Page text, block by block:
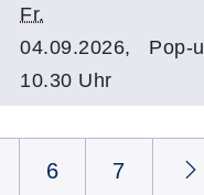
Fr.
04.09.2026,
10.30 Uhr
Pop-
6 7